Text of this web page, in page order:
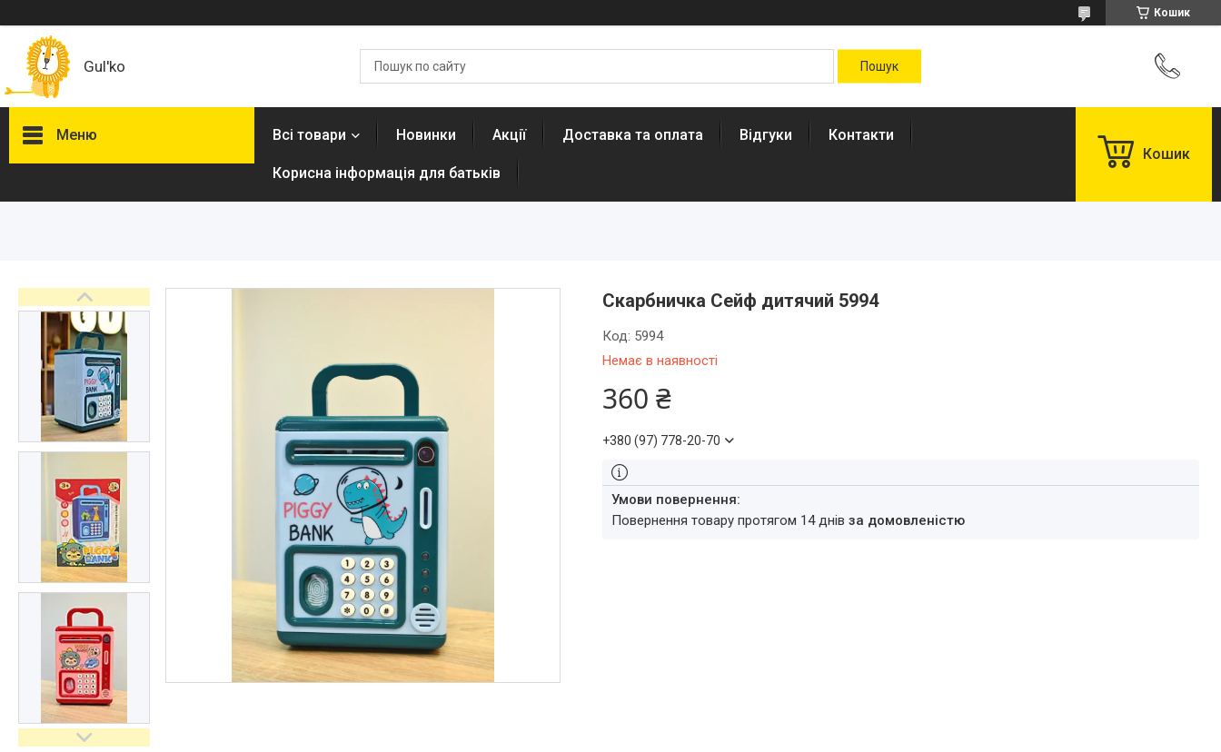
Кошик
Gul'ko
Меню
ТОП товарів Пакунок Малюка
Підбірка товарів для малюка
до року (7000 грн)
Автокрісла
Дитячі візочки
Меблі дитячі
Дитячий транспорт
Засоби особистої гігієни
Дитяче харчування
Одяг дитячий
Переноски для дітей
Дитяча безпека
Басейни каркасні
Валізи дитячі
Надувна продукція для дітей
Корисна інформація для
батьків
Всі товари Новинки Акції Доставка та оплата Відгуки Контакти
Корисна інформація для батьків
Кошик
Скарбничка Сейф дитячий 5994
Немає в наявності
Код: 5994
360 ₴
+380 (97) 778-20-70
повернення товару протягом 14 днів за домовленістю